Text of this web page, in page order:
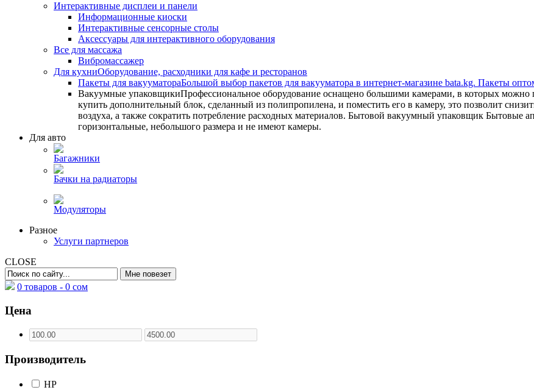
Интерактивные дисплеи и панели
Информационные киоски
Интерактивные сенсорные столы
Аксессуары для интерактивного оборудования
Все для массажа
Вибромассажер
Для кухниОборудование, расходники для кафе и ресторанов
Пакеты для вакууматораБольшой выбор пакетов для вакууматора в интернет-магазине bata.kg. Пакеты
Вакуумные упаковщикиПрофессиональное оборудование оснащено большими камерами, в которых можно
купить дополнительный блок, сделанный из полипропилена, и поместить его в камеру, это позволит
воздуха, а также сократить потребление расходных материалов. Бытовой вакуумный упаковщик Бытовые
горизонтальные, небольшого размера и не имеют камеры.
Для авто
Багажники
Бачки на радиаторы
Модуляторы
Разное
Услуги партнеров
CLOSE
0 товаров - 0 сом
Цена
Производитель
HP